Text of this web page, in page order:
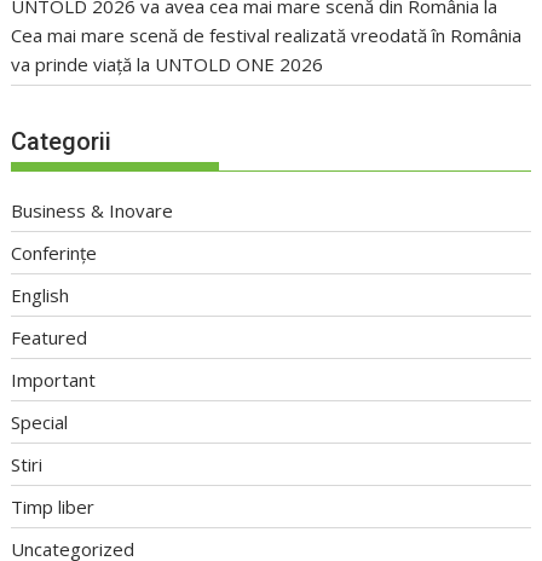
UNTOLD 2026 va avea cea mai mare scenă din România la
Cea mai mare scenă de festival realizată vreodată în România
va prinde viață la UNTOLD ONE 2026
Categorii
Business & Inovare
Conferințe
English
Featured
Important
Special
Stiri
Timp liber
Uncategorized